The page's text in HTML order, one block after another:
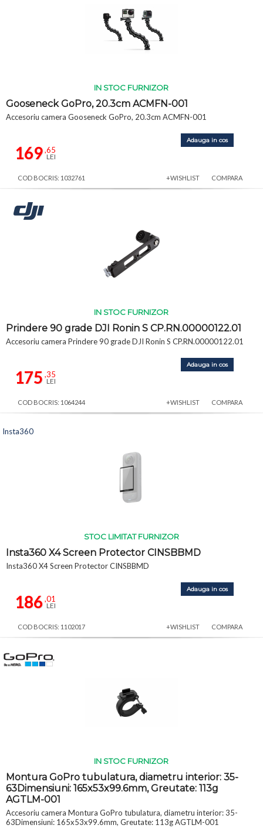
IN STOC FURNIZOR
Gooseneck GoPro, 20.3cm ACMFN-001
Accesoriu camera Gooseneck GoPro, 20.3cm ACMFN-001
169,65
LEI
Adauga in cos
COD BOCRIS: 1032761 +WISHLIST COMPARA
IN STOC FURNIZOR
Prindere 90 grade DJI Ronin S CP.RN.00000122.01
Accesoriu camera Prindere 90 grade DJI Ronin S CP.RN.00000122.01
175 ,35
LEI
Adauga in cos
COD BOCRIS: 1064244 +WISHLIST COMPARA
STOC LIMITAT FURNIZOR
Insta360 X4 Screen Protector CINSBBMD
Insta360 X4 Screen Protector CINSBBMD
186,01
LEI
Adauga in cos
Insta360
COD BOCRIS: 1102017 +WISHLIST COMPARA
IN STOC FURNIZOR
Montura GoPro tubulatura, diametru interior: 35-
63Dimensiuni: 165x53x99.6mm, Greutate: 113g
AGTLM-001
Accesoriu camera Montura GoPro tubulatura, diametru interior: 35-
63Dimensiuni: 165x53x99.6mm, Greutate: 113g AGTLM-001